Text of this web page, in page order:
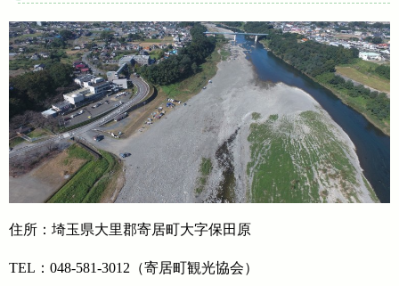
住所：埼玉県大里郡寄居町大字保田原
TEL：048-581-3012（寄居町観光協会）